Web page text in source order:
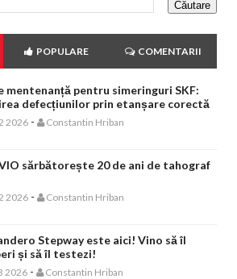
POPULARE COMENTARII
mentenanță pentru simeringuri SKF:
defecțiunilor prin etanșare corectă
2026 - Constantin Hriban
sărbătorește 20 de ani de tahograf
2026 - Constantin Hriban
Stepway este aici! Vino să îl
și să îl testezi!
2026 - Constantin Hriban